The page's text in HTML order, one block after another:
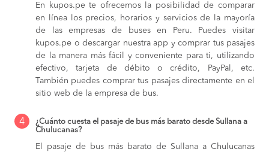
En kupos.pe te ofrecemos la posibilidad de comparar
en línea los precios, horarios y servicios de la mayoría
de las empresas de buses en Peru. Puedes visitar
kupos.pe o descargar nuestra app y comprar tus pasajes
de la manera más fácil y conveniente para ti, utilizando
efectivo, tarjeta de débito o crédito, PayPal, etc.
También puedes comprar tus pasajes directamente en el
sitio web de la empresa de bus.
4
¿Cuánto cuesta el pasaje de bus más barato desde Sullana a
Chulucanas?
El pasaje de bus más barato de Sullana a Chulucanas